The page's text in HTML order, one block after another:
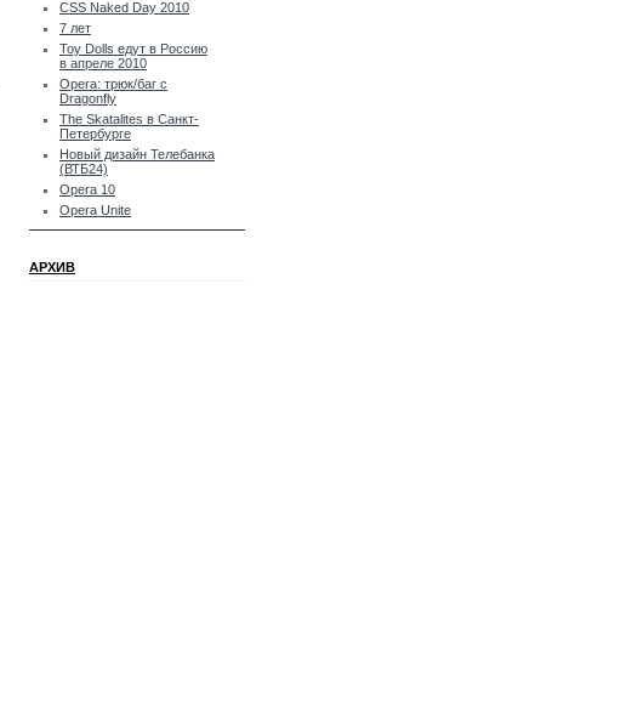
CSS Naked Day 2010
7 лет
Toy Dolls едут в Россию
в апреле 2010
Opera: трюк/баг с
Dragonfly
The Skatalites в Санкт-
Петербурге
Новый дизайн Телебанка
(ВТБ24)
Opera 10
Opera Unite
АРХИВ